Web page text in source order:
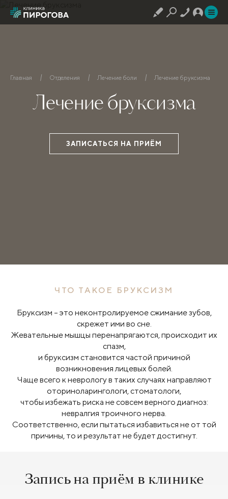
Главная Отделения Лечение боли Лечение бруксизма
Лечение бруксизма
ЗАПИСАТЬСЯ НА ПРИЁМ
ЧТО ТАКОЕ БРУКСИЗМ
Бруксизм – это неконтролируемое сжимание зубов,
скрежет ими во сне.
Жевательные мышцы перенапрягаются, происходит их
спазм,
и бруксизм становится частой причиной
возникновения лицевых болей.
Чаще всего к неврологу в таких случаях направляют
оториноларингологи, стоматологи,
чтобы избежать риска не совсем верного диагноз:
невралгия троичного нерва.
Соответственно, если пытаться избавиться не от той
причины, то и результат не будет достигнут.
Запись на приём в клинике